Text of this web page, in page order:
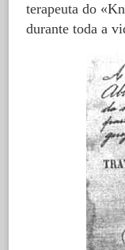
terapeuta do
durante toda a